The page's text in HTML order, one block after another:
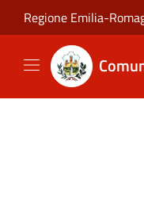
Salta al contenuto principale
Regione Emilia-